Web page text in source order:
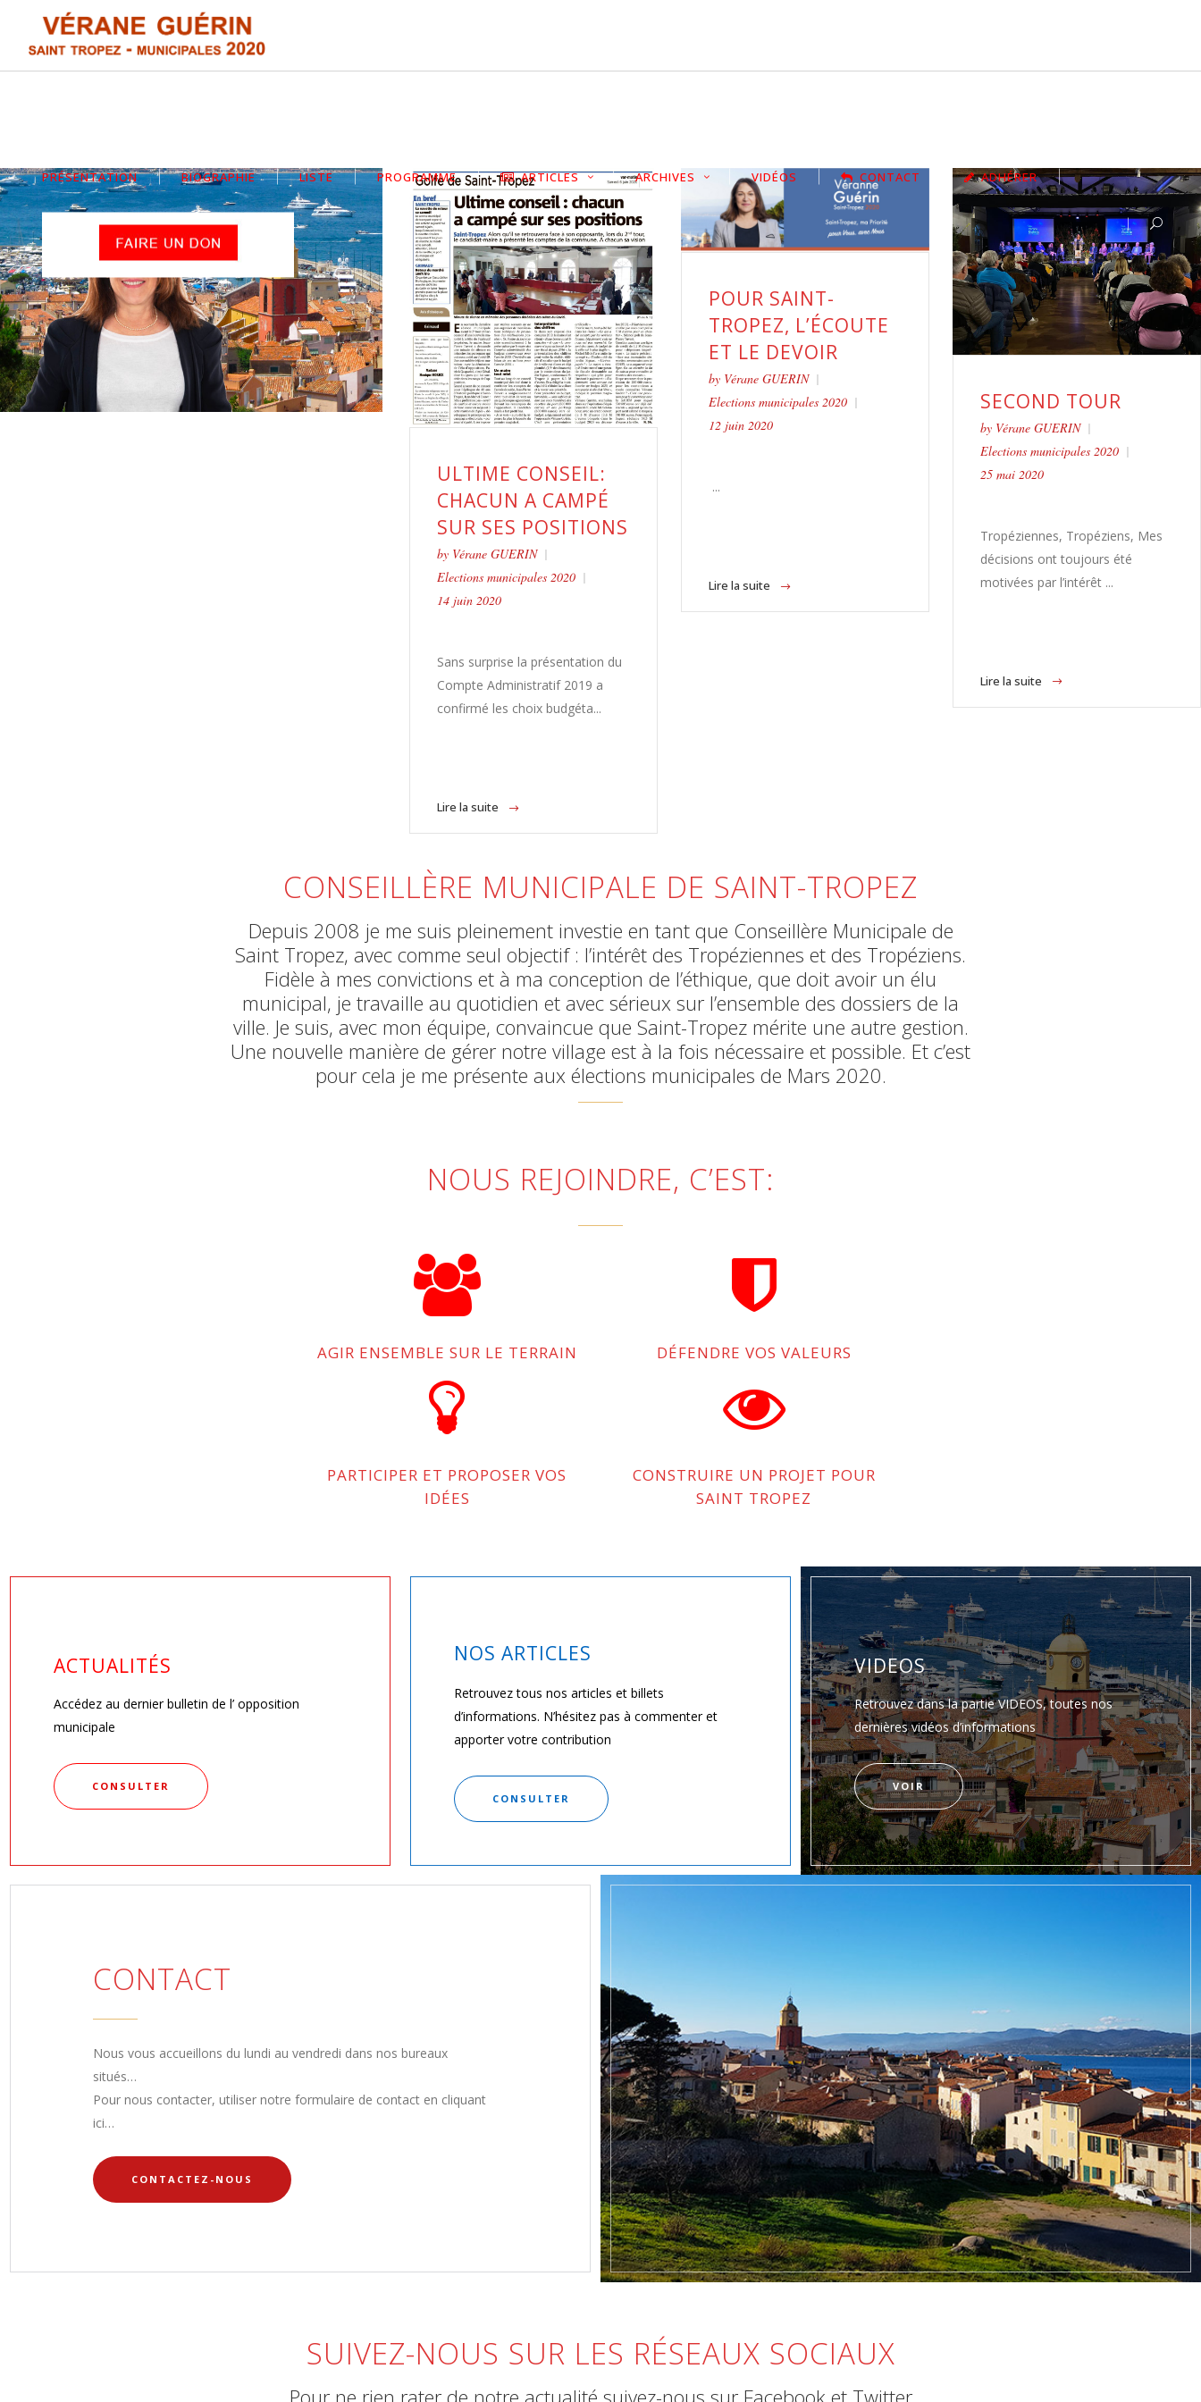
PRÉSENTATION BIOGRAPHIE LISTE PROGRAMME ARTICLES ARCHIVES VIDÉOS CONTACT ADHÉRER
ULTIME CONSEIL:
CHACUN A CAMPÉ
SUR SES POSITIONS
by Vérane GUERIN
Elections municipales 2020
14 juin 2020
Sans surprise la présentation du
Compte Administratif 2019 a
confirmé les choix budgéta...
Lire la suite
POUR SAINT-
TROPEZ, L’ÉCOUTE
ET LE DEVOIR
by Vérane GUERIN
Elections municipales 2020
12 juin 2020
...
Lire la suite
SECOND TOUR
by Vérane GUERIN
Elections municipales 2020
25 mai 2020
Tropéziennes, Tropéziens, Mes
décisions ont toujours été
motivées par l’intérêt ...
Lire la suite
CONSEILLÈRE MUNICIPALE DE SAINT-TROPEZ
Depuis 2008 je me suis pleinement investie en tant que Conseillère Municipale de
Saint Tropez, avec comme seul objectif : l’intérêt des Tropéziennes et des Tropéziens.
Fidèle à mes convictions et à ma conception de l’éthique, que doit avoir un élu
municipal, je travaille au quotidien et avec sérieux sur l’ensemble des dossiers de la
ville. Je suis, avec mon équipe, convaincue que Saint-Tropez mérite une autre gestion.
Une nouvelle manière de gérer notre village est à la fois nécessaire et possible. Et c’est
pour cela je me présente aux élections municipales de Mars 2020.
NOUS REJOINDRE, C’EST:
AGIR ENSEMBLE SUR LE TERRAIN
PARTICIPER ET PROPOSER VOS
IDÉES
DÉFENDRE VOS VALEURS
CONSTRUIRE UN PROJET POUR
SAINT TROPEZ
ACTUALITÉS
Accédez au dernier bulletin de l’ opposition
municipale
CONSULTER
NOS ARTICLES
Retrouvez tous nos articles et billets
d’informations. N’hésitez pas à commenter et
apporter votre contribution
CONSULTER
VIDEOS
Retrouvez dans la partie VIDEOS, toutes nos
dernières vidéos d’informations
VOIR
CONTACT
Nous vous accueillons du lundi au vendredi dans nos bureaux
situés…
Pour nous contacter, utiliser notre formulaire de contact en cliquant
ici…
CONTACTEZ-NOUS
SUIVEZ-NOUS SUR LES RÉSEAUX SOCIAUX